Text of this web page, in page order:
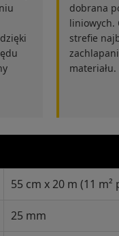
dobrana
liniowych.
strefie
materiału.
55 cm x 20 m (11
25 mm